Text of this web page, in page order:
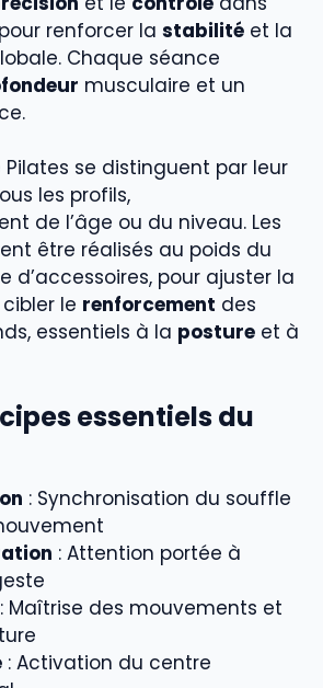
renforcer la stabilité et la
Chaque séance
musculaire et un
Pilates se distinguent par leur
les profils,
de l’âge ou du niveau. Les
être réalisés au poids du
d’accessoires, pour ajuster la
le renforcement des
essentiels à la posture et à
essentiels du
: Synchronisation du souffle
: Attention portée à
: Maîtrise des mouvements et
: Activation du centre